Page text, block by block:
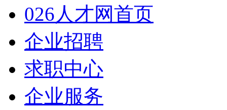
026人才网首页
企业招聘
求职中心
企业服务